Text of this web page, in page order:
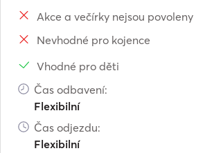
Akce a večírky nejsou povoleny
Nevhodné pro kojence
Vhodné pro děti
Čas odbavení:
Flexibilní
Čas odjezdu:
Flexibilní